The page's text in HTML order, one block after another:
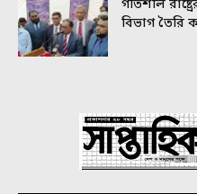
গতিশীল
বিভাগ তৈরি